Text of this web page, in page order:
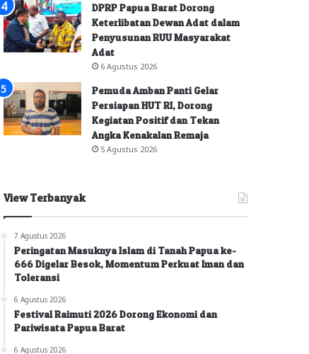
DPRP Papua Barat Dorong
Keterlibatan Dewan Adat dalam
Penyusunan RUU Masyarakat
Adat
6 Agustus 2026
Pemuda Amban Panti Gelar
Persiapan HUT RI, Dorong
Kegiatan Positif dan Tekan
Angka Kenakalan Remaja
5 Agustus 2026
View Terbanyak
7 Agustus 2026
Peringatan Masuknya Islam di Tanah Papua ke-
666 Digelar Besok, Momentum Perkuat Iman dan
Toleransi
6 Agustus 2026
Festival Raimuti 2026 Dorong Ekonomi dan
Pariwisata Papua Barat
6 Agustus 2026